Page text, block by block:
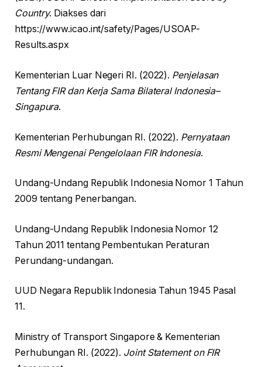
Country. Diakses dari
https://www.icao.int/safety/Pages/USOAP-
Results.aspx
Kementerian Luar Negeri RI. (2022). Penjelasan
Tentang FIR dan Kerja Sama Bilateral Indonesia–
Singapura.
Kementerian Perhubungan RI. (2022). Pernyataan
Resmi Mengenai Pengelolaan FIR Indonesia.
Undang-Undang Republik Indonesia Nomor 1 Tahun
2009 tentang Penerbangan.
Undang-Undang Republik Indonesia Nomor 12
Tahun 2011 tentang Pembentukan Peraturan
Perundang-undangan.
UUD Negara Republik Indonesia Tahun 1945 Pasal
11.
Ministry of Transport Singapore & Kementerian
Perhubungan RI. (2022). Joint Statement on FIR